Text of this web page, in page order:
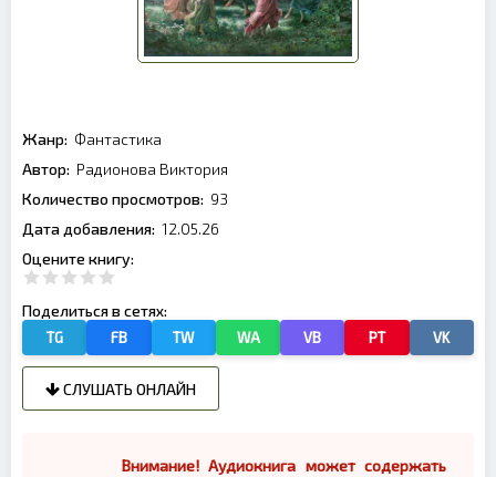
Жанр: Фантастика
Автор: Радионова Виктория
Количество просмотров: 93
Дата добавления: 12.05.26
Оцените книгу:
Поделиться в сетях:
TG FB TW WA VB PT VK
СЛУШАТЬ ОНЛАЙН
Внимание! Аудиокнига может содержать